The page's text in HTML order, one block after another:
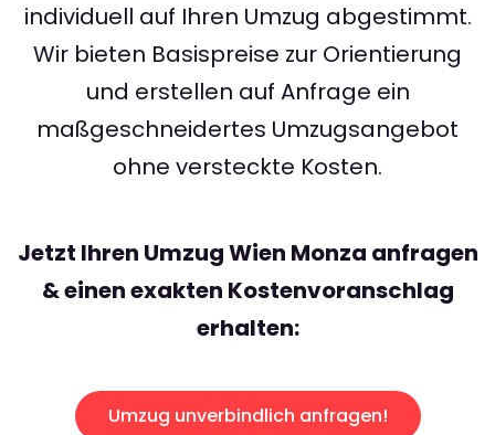
individuell auf Ihren Umzug abgestimmt.
Wir bieten Basispreise zur Orientierung
und erstellen auf Anfrage ein
maßgeschneidertes Umzugsangebot
ohne versteckte Kosten.
Jetzt Ihren Umzug Wien Monza anfragen
& einen exakten Kostenvoranschlag
erhalten:
Umzug unverbindlich anfragen!